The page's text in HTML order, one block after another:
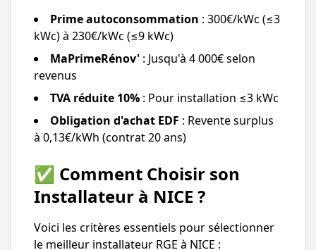
Prime autoconsommation : 300€/kWc (≤3
kWc) à 230€/kWc (≤9 kWc)
MaPrimeRénov' : Jusqu'à 4 000€ selon
revenus
TVA réduite 10% : Pour installation ≤3 kWc
Obligation d'achat EDF : Revente surplus
à 0,13€/kWh (contrat 20 ans)
✅ Comment Choisir son
Installateur à NICE ?
Voici les critères essentiels pour sélectionner
le meilleur installateur RGE à NICE :